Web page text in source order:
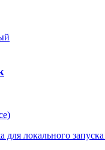
для локального